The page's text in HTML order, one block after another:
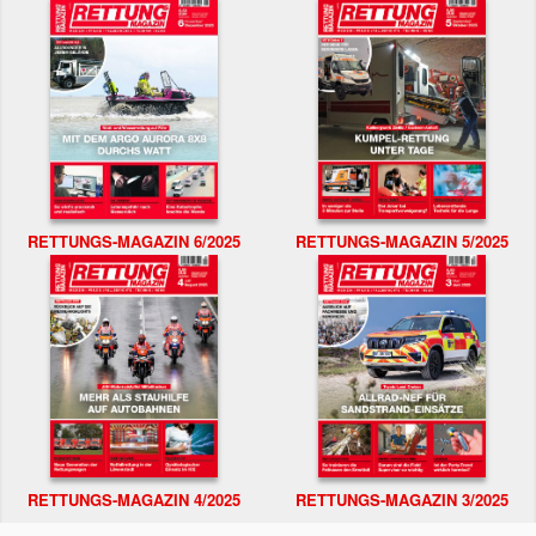
RETTUNGS-MAGAZIN 6/2025 RETTUNGS-MAGAZIN 5/2025
RETTUNGS-MAGAZIN 4/2025 RETTUNGS-MAGAZIN 3/2025